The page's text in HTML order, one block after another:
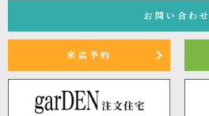
お問い合わせ
来店予約